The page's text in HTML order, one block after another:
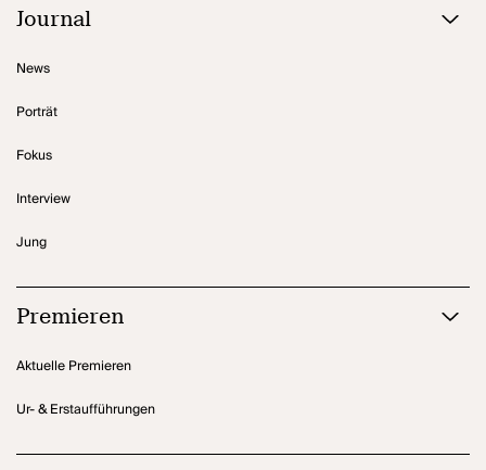
Journal
News
Porträt
Fokus
Interview
Jung
Premieren
Aktuelle Premieren
Ur- & Erstaufführungen